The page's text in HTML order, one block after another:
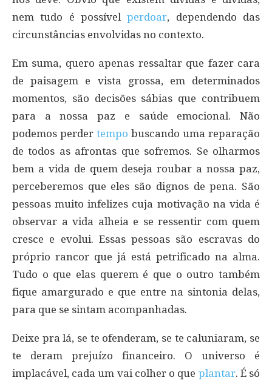
nem tudo é possívelperdoar, dependendo das
circunstâncias envolvidas no contexto.
Em suma, quero apenas ressaltar que fazer cara
de paisagem e vista grossa, em determinados
momentos, são decisões sábias que contribuem
para a nossa paz e saúde emocional. Não
podemos perder tempo buscando uma reparação
de todos as afrontas que sofremos. Se olharmos
bem a vida de quem deseja roubar a nossa paz,
perceberemos que eles são dignos de pena. São
pessoas muito infelizes cuja motivação na vida é
observar a vida alheia e se ressentir com quem
cresce e evolui. Essas pessoas são escravas do
próprio rancor que já está petrificado na alma.
Tudo o que elas querem é que o outro também
fique amargurado e que entre na sintonia delas,
para que se sintam acompanhadas.
Deixe pra lá, se te ofenderam, se te caluniaram, se
te deram prejuízo financeiro. O universo é
implacável, cada um vai colher o que plantar. É só